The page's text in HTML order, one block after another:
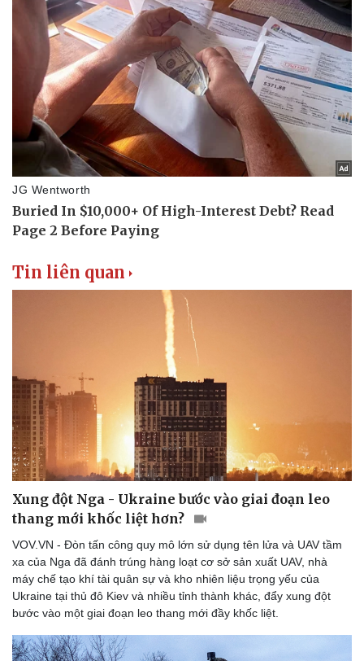
Thể thao
Bóng đá
Lịch thi đấu bóng đá
Thế giới thể thao
eSports
Hậu trường
Ô tô - Xe máy
Xe máy
Tư vấn
Tin liên quan
Xung đột Nga - Ukraine bước vào giai đoạn leo
thang mới khốc liệt hơn?
VOV.VN - Đòn tấn công quy mô lớn sử dụng tên lửa và UAV tầm
xa của Nga đã đánh trúng hàng loạt cơ sở sản xuất UAV, nhà
máy chế tạo khí tài quân sự và kho nhiên liệu trọng yếu của
Ukraine tại thủ đô Kiev và nhiều tỉnh thành khác, đẩy xung đột
bước vào một giai đoạn leo thang mới đầy khốc liệt.